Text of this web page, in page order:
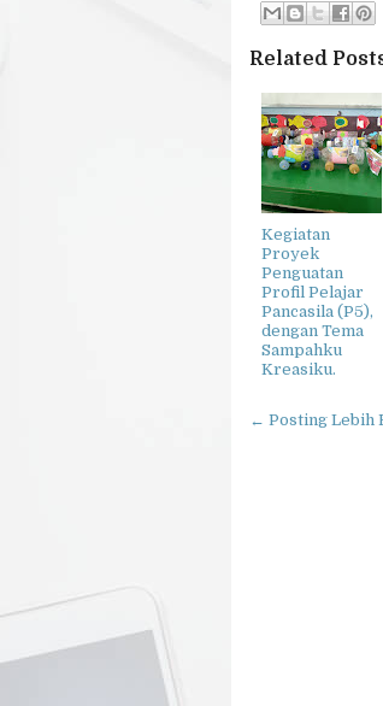
Related
Kegiatan
Proyek
Penguatan
Profil Pelajar
Pancasila (P5),
dengan Tema
Sampahku
Kreasiku.
← Posting Lebih